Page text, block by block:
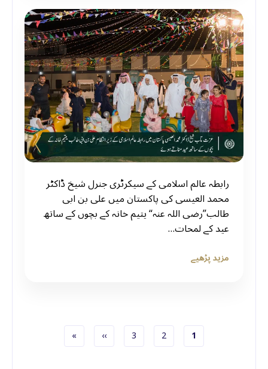
رابطہ عالم اسلامی کے سیکرٹری جنرل شیخ ڈاکٹر
محمد العیسی کی پاکستان میں علی بن ابی
طالب”رضی اللہ عنہ“ یتیم خانہ کے بچوں کے ساتھ
عید کے لمحات…
مزید پڑھیے
Pagination Current page
1 صفحہ
2 صفحہ
3
Next page
››
Last page
»